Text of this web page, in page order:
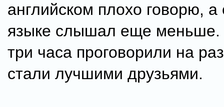
английском плохо говорю, а
языке слышал еще
три часа проговорили на
стали лучшими друзьями.